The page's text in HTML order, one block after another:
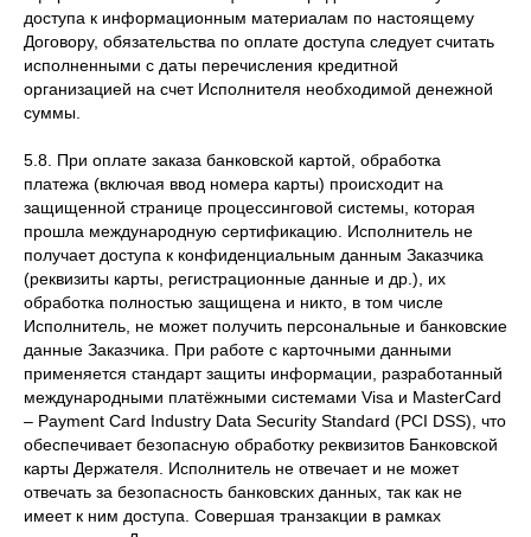
доступа к информационным материалам по настоящему
Договору, обязательства по оплате доступа следует считать
исполненными с даты перечисления кредитной
организацией на счет Исполнителя необходимой денежной
суммы.
5.8. При оплате заказа банковской картой, обработка
платежа (включая ввод номера карты) происходит на
защищенной странице процессинговой системы, которая
прошла международную сертификацию. Исполнитель не
получает доступа к конфиденциальным данным Заказчика
(реквизиты карты, регистрационные данные и др.), их
обработка полностью защищена и никто, в том числе
Исполнитель, не может получить персональные и банковские
данные Заказчика. При работе с карточными данными
применяется стандарт защиты информации, разработанный
международными платёжными системами Visa и MasterCard
– Payment Card Industry Data Security Standard (PCI DSS), что
обеспечивает безопасную обработку реквизитов Банковской
карты Держателя. Исполнитель не отвечает и не может
отвечать за безопасность банковских данных, так как не
имеет к ним доступа. Совершая транзакции в рамках